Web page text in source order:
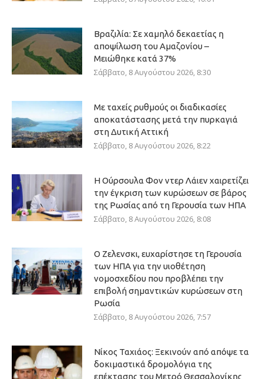
Βραζιλία: Σε χαμηλό δεκαετίας η
αποψίλωση του Αμαζονίου –
Μειώθηκε κατά 37%
Σάββατο, 8 Αυγούστου 2026, 8:30
Με ταχείς ρυθμούς οι διαδικασίες
αποκατάστασης μετά την πυρκαγιά
στη Δυτική Αττική
Σάββατο, 8 Αυγούστου 2026, 8:22
Η Ούρσουλα Φον ντερ Λάιεν χαιρετίζει
την έγκριση των κυρώσεων σε βάρος
της Ρωσίας από τη Γερουσία των ΗΠΑ
Σάββατο, 8 Αυγούστου 2026, 8:08
Ο Ζελενσκι, ευχαρίστησε τη Γερουσία
των ΗΠΑ για την υιοθέτηση
νομοσχεδίου που προβλέπει την
επιβολή σημαντικών κυρώσεων στη
Ρωσία
Σάββατο, 8 Αυγούστου 2026, 7:57
Νίκος Ταχιάος: Ξεκινούν από απόψε τα
δοκιμαστικά δρομολόγια της
επέκτασης του Μετρό Θεσσαλονίκης